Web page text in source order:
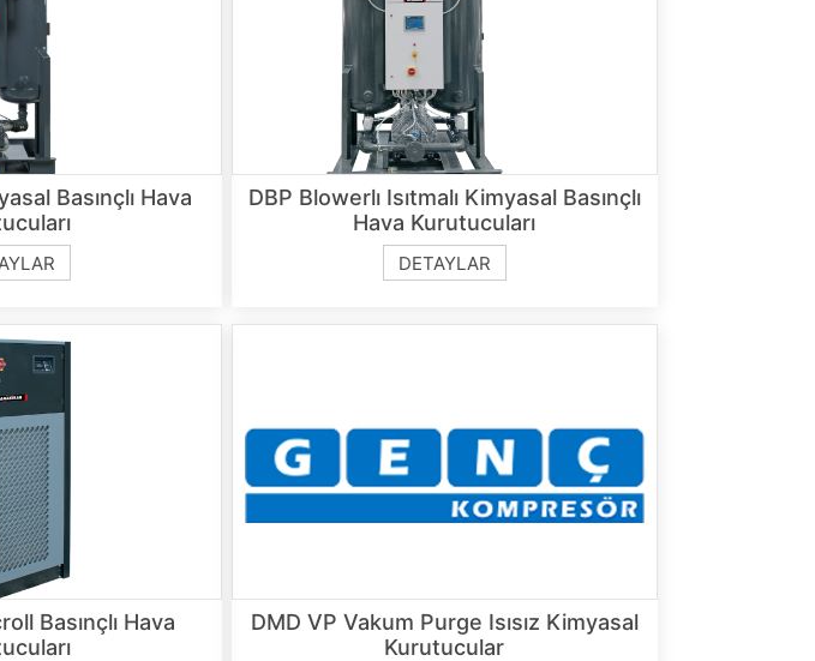
Basınçlı Hava
DBP Blowerlı Isıtmalı Kimyasal Basınçlı
Hava Kurutucuları
DETAYLAR
Basınçlı Hava
DMD VP Vakum Purge Isısız Kimyasal
Kurutucular